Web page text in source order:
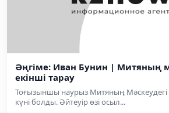
Әңгіме: Иван Бунин | Митяның
екінші тарау
Тоғызыншы наурыз Митяның
күні болды. Әйтеуір өзі осыл...